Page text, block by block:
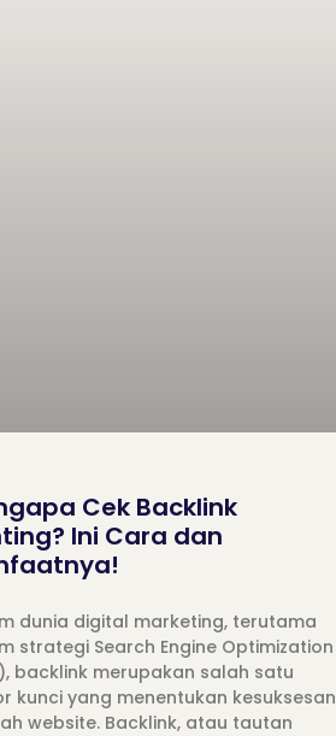
Cek Backlink
Ini Cara dan
dunia digital marketing, terutama
strategi Search Engine Optimization
backlink merupakan salah satu
kunci yang menentukan kesuksesan
website. Backlink, atau tautan